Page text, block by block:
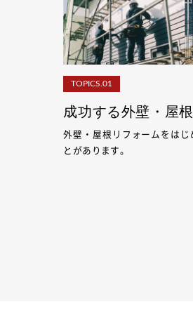
TOPICS.01
成功する外壁・屋
外壁・屋根リフォームをはじ
とがあります。